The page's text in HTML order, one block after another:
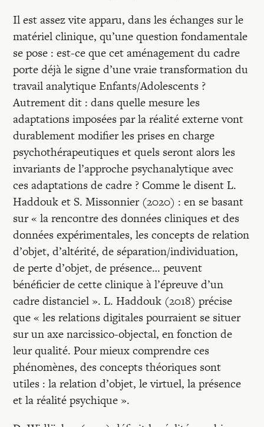
Il est assez vite apparu, dans les échanges sur le
matériel clinique, qu’une question fondamentale
se pose : est-ce que cet aménagement du cadre
porte déjà le signe d’une vraie transformation du
travail analytique Enfants/Adolescents ?
Autrement dit : dans quelle mesure les
adaptations imposées par la réalité externe vont
durablement modifier les prises en charge
psychothérapeutiques et quels seront alors les
invariants de l’approche psychanalytique avec
ces adaptations de cadre ? Comme le disent L.
Haddouk et S. Missonnier (2020) : en se basant
sur « la rencontre des données cliniques et des
données expérimentales, les concepts de relation
d’objet, d’altérité, de séparation/individuation,
de perte d’objet, de présence… peuvent
bénéficier de cette clinique à l’épreuve d’un
cadre distanciel ». L. Haddouk (2018) précise
que « les relations digitales pourraient se situer
sur un axe narcissico-objectal, en fonction de
leur qualité. Pour mieux comprendre ces
phénomènes, des concepts théoriques sont
utiles : la relation d’objet, le virtuel, la présence
et la réalité psychique ».